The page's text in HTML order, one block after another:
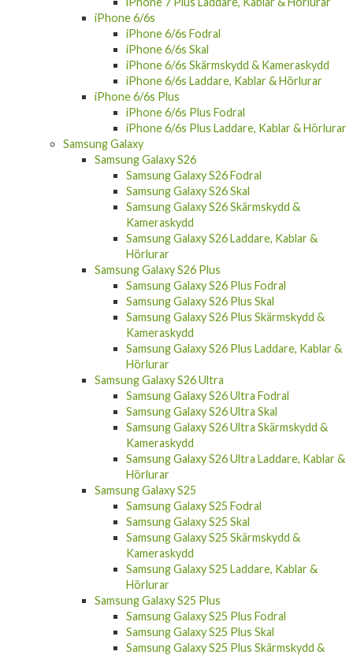
iPhone 6/6s Fodral
iPhone 6/6s Skal
iPhone 6/6s Skärmskydd & Kameraskydd
iPhone 6/6s Laddare, Kablar & Hörlurar
iPhone 6/6s Plus
iPhone 6/6s Plus Fodral
iPhone 6/6s Plus Laddare, Kablar & Hörlurar
Samsung Galaxy
Samsung Galaxy S26
Samsung Galaxy S26 Fodral
Samsung Galaxy S26 Skal
Samsung Galaxy S26 Skärmskydd &
Kameraskydd
Samsung Galaxy S26 Laddare, Kablar &
Hörlurar
Samsung Galaxy S26 Plus
Samsung Galaxy S26 Plus Fodral
Samsung Galaxy S26 Plus Skal
Samsung Galaxy S26 Plus Skärmskydd &
Kameraskydd
Samsung Galaxy S26 Plus Laddare, Kablar &
Hörlurar
Samsung Galaxy S26 Ultra
Samsung Galaxy S26 Ultra Fodral
Samsung Galaxy S26 Ultra Skal
Samsung Galaxy S26 Ultra Skärmskydd &
Kameraskydd
Samsung Galaxy S26 Ultra Laddare, Kablar &
Hörlurar
Samsung Galaxy S25
Samsung Galaxy S25 Fodral
Samsung Galaxy S25 Skal
Samsung Galaxy S25 Skärmskydd &
Kameraskydd
Samsung Galaxy S25 Laddare, Kablar &
Hörlurar
Samsung Galaxy S25 Plus
Samsung Galaxy S25 Plus Fodral
Samsung Galaxy S25 Plus Skal
Samsung Galaxy S25 Plus Skärmskydd &
Kameraskydd